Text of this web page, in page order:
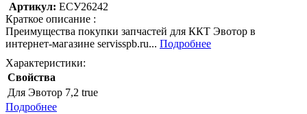
Артикул: ЕСУ26242
Краткое описание :
Преимущества покупки запчастей для ККТ Эвотор в
интернет-магазине servisspb.ru... Подробнее
Характеристики:
Свойства
Для Эвотор 7,2 true
Подробнее